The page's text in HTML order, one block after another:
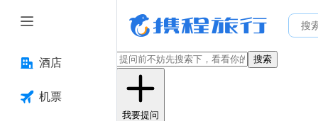
酒店
机票
搜索
我要提问